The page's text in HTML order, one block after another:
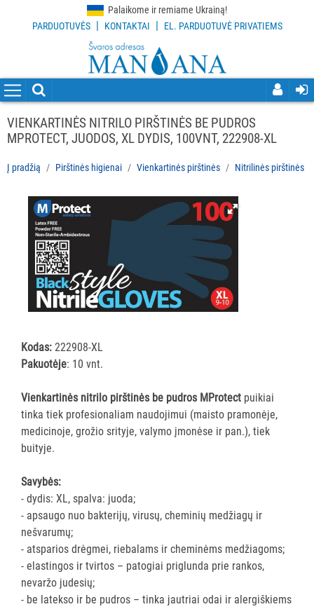
Palaikome ir remiame Ukrainą!
PARDUOTUVĖS | KONTAKTAI | EL. PARDUOTUVĖ PRIVATIEMS
VALYMO
PRIEMONĖS
VALYMO
APSAUGOS
PRIEMONĖS
PIRŠTINĖS
HIGIENAI
Vienkartinės
Visi
Nitrilinės
Vinilinės
pirštinės
Vitrilo
pirštinės
Polietileninės
pirštinės
Daugkartinės
pirštinės
GRINDŲ
VALYMO
ĮRANGA
VIENKARTINĖS NITRILO PIRŠTINĖS BE PUDROS
MPROTECT, JUODOS, XL DYDIS, 100VNT, 222908-XL
Į pradžią Pirštinės higienai Vienkartinės pirštinės Nitrilinės pirštinės
Kodas: 222908-XL
Pakuotėje: 10 vnt.
Vienkartinės nitrilo pirštinės be pudros MProtect puikiai
tinka tiek profesionaliam naudojimui (maisto pramonėje,
medicinoje, grožio srityje, valymo įmonėse ir pan.), tiek
buityje.
Savybės:
- dydis: XL, spalva: juoda;
- apsaugo nuo bakterijų, virusų, cheminių medžiagų ir
nešvarumų;
- atsparios drėgmei, riebalams ir cheminėms medžiagoms;
- elastingos ir tvirtos – patogiai priglunda prie rankos,
nevaržo judesių;
- be latekso ir be pudros – tinka jautriai odai ir alergiškiems